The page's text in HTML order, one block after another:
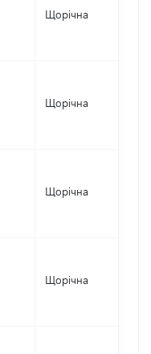
Щорічна
Щорічна
Щорічна
Щорічна